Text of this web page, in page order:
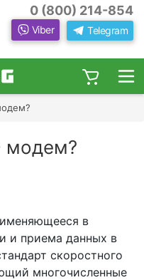
0 (800) 214-854
Viber Telegram
модем?
в
и приема данных в
скоростного
многочисленные
С ИН
и на
×